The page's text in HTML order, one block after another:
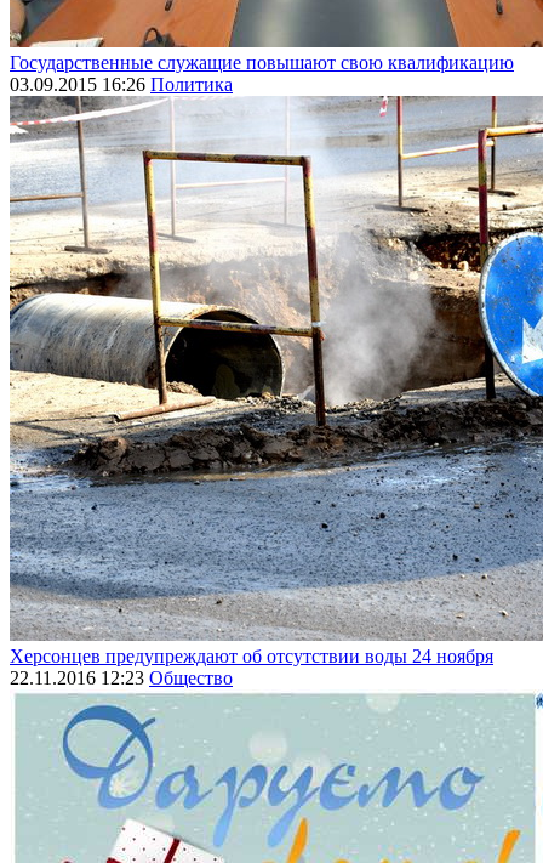
Государственные служащие повышают свою квалификацию
03.09.2015 16:26 Политика
Херсонцев предупреждают об отсутствии воды 24 ноября
22.11.2016 12:23 Общество